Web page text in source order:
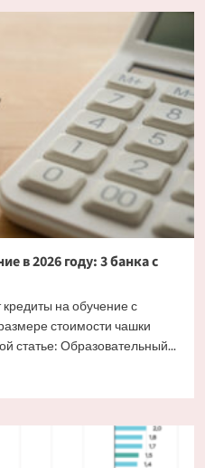
в 2026 году: 3 банка с
на обучение с
стоимости чашки
статье: Образовательный...